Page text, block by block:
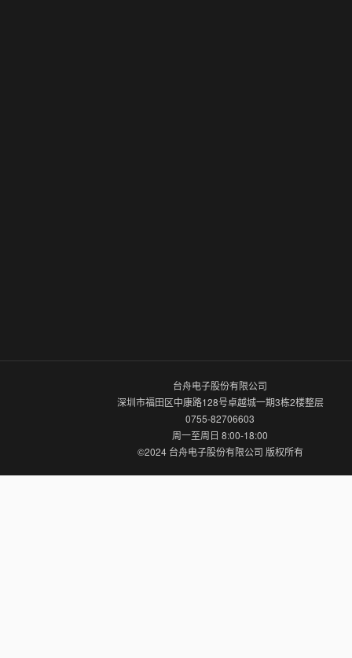
台舟电子股份有限公司
深圳市福田区中康路128号卓越城一期3栋2楼整层
0755-82706603
周一至周日 8:00-18:00
©2024 台舟电子股份有限公司 版权所有